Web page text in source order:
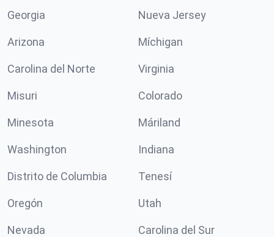
Georgia Nueva Jersey
Arizona Míchigan
Carolina del Norte Virginia
Misuri Colorado
Minesota Máriland
Washington Indiana
Distrito de Columbia Tenesí
Oregón Utah
Nevada Carolina del Sur